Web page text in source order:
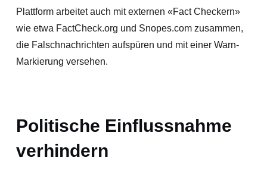
Plattform arbeitet auch mit externen «Fact Checkern»
wie etwa FactCheck.org und Snopes.com zusammen,
die Falschnachrichten aufspüren und mit einer Warn-
Markierung versehen.
Politische Einflussnahme
verhindern